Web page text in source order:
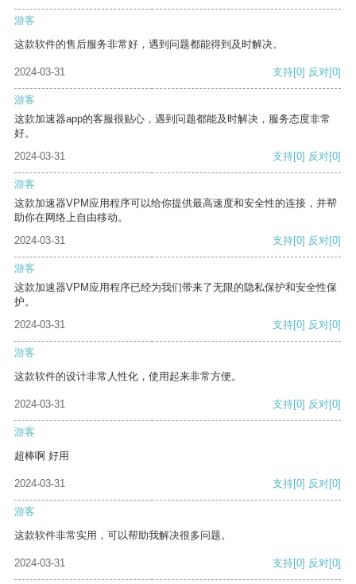
游客
这款软件的售后服务非常好，遇到问题都能得到及时解决。
2024-03-31 支持[0] 反对[0]
游客
这款加速器app的客服很贴心，遇到问题都能及时解决，服务态度非常
好。
2024-03-31
支持[0] 反对[0]
游客
这款加速器VPM应用程序可以给你提供最高速度和安全性的连接，并帮
助你在网络上自由移动。
2024-03-31
支持[0] 反对[0]
游客
这款加速器VPM应用程序已经为我们带来了无限的隐私保护和安全性保
护。
2024-03-31
支持[0] 反对[0]
游客
这款软件的设计非常人性化，使用起来非常方便。
2024-03-31 支持[0] 反对[0]
游客
超棒啊 好用
2024-03-31 支持[0] 反对[0]
游客
这款软件非常实用，可以帮助我解决很多问题。
2024-03-31 支持[0] 反对[0]